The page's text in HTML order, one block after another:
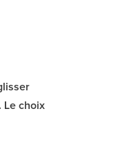
Le choix